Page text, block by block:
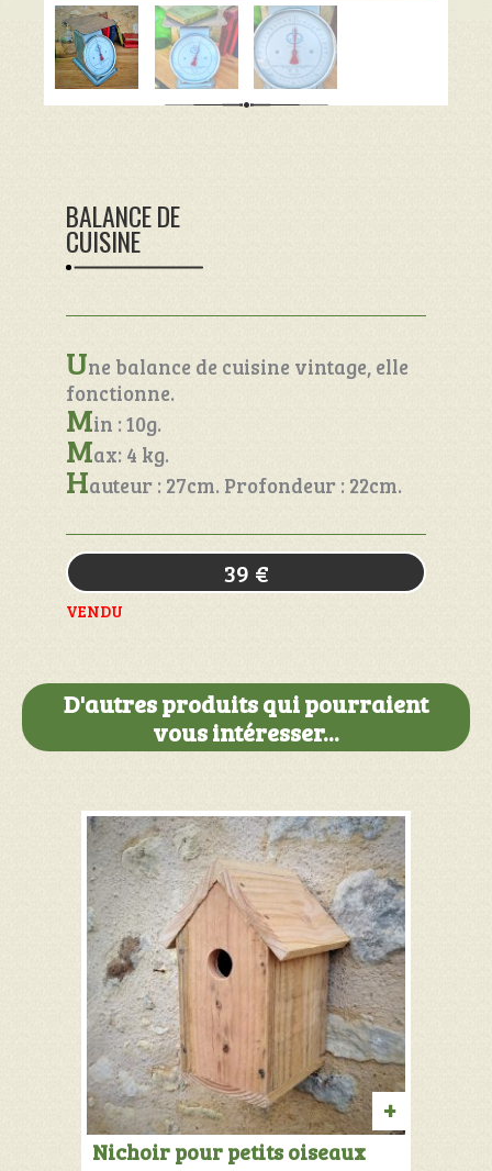
BALANCE DE
CUISINE
Une balance de cuisine vintage, elle
fonctionne.
Min : 10g.
Max: 4 kg.
Hauteur : 27cm. Profondeur : 22cm.
39 €
VENDU
D'autres produits qui pourraient
vous intéresser...
Nichoir pour petits oiseaux